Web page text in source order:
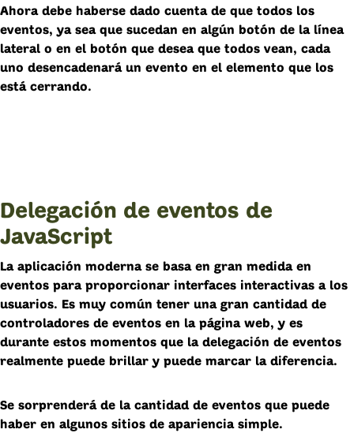
Ahora debe haberse dado cuenta de que todos los
eventos, ya sea que sucedan en algún botón de la línea
lateral o en el botón que desea que todos vean, cada
uno desencadenará un evento en el elemento que los
está cerrando.
Delegación de eventos de
JavaScript
La aplicación moderna se basa en gran medida en
eventos para proporcionar interfaces interactivas a los
usuarios. Es muy común tener una gran cantidad de
controladores de eventos en la página web, y es
durante estos momentos que la delegación de eventos
realmente puede brillar y puede marcar la diferencia.
Se sorprenderá de la cantidad de eventos que puede
haber en algunos sitios de apariencia simple.